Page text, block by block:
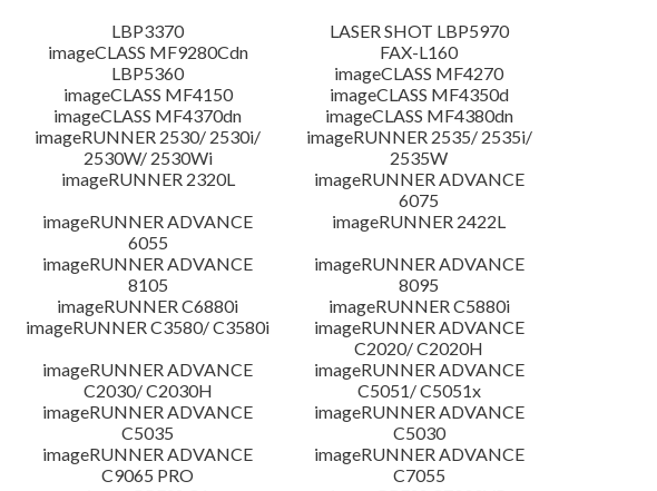
LBP3370
LASER SHOT LBP5970
imageCLASS MF9280Cdn
FAX-L160
LBP5360
imageCLASS MF4270
imageCLASS MF4150
imageCLASS MF4350d
imageCLASS MF4370dn
imageCLASS MF4380dn
imageRUNNER 2530/ 2530i/
2530W/ 2530Wi
imageRUNNER 2535/ 2535i/
2535W
imageRUNNER 2320L
imageRUNNER ADVANCE
6075
imageRUNNER ADVANCE
6055
imageRUNNER 2422L
imageRUNNER ADVANCE
8105
imageRUNNER ADVANCE
8095
imageRUNNER C6880i
imageRUNNER C5880i
imageRUNNER C3580/ C3580i
imageRUNNER ADVANCE
C2020/ C2020H
imageRUNNER ADVANCE
C2030/ C2030H
imageRUNNER ADVANCE
C5051/ C5051x
imageRUNNER ADVANCE
C5035
imageRUNNER ADVANCE
C5030
imageRUNNER ADVANCE
C9065 PRO
imageRUNNER ADVANCE
C7055